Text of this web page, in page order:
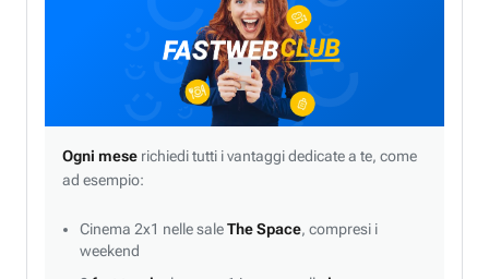
Ogni mese richiedi tutti i vantaggi dedicate a te, come
ad esempio:
Cinema 2x1 nelle saleThe Space, compresi i
weekend